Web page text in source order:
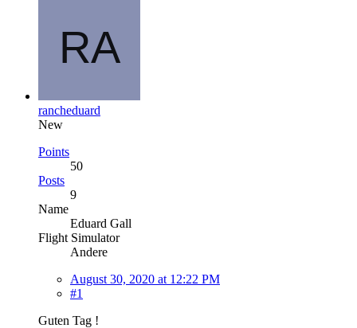
rancheduard
New
Points
50
Posts
9
Name
Eduard Gall
Flight Simulator
Andere
August 30, 2020 at 12:22 PM
#1
Guten Tag !